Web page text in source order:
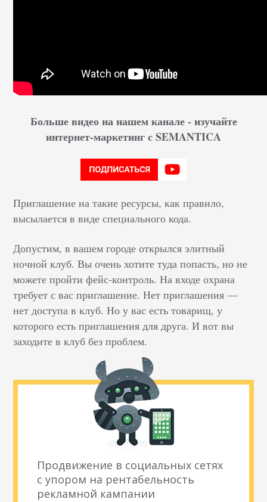
Больше видео на нашем канале - изучайте
интернет-маркетинг с SEMANTICA
Приглашение на такие ресурсы, как правило,
высылается в виде специального кода.
Допустим, в вашем городе открылся элитный
ночной клуб. Вы очень хотите туда попасть, но не
можете пройти фейс-контроль. На входе охрана
требует с вас приглашение. Нет приглашения —
нет доступа в клуб. Но у вас есть товарищ, у
которого есть приглашения для друга. И вот вы
заходите в клуб без проблем.
Продвижение в социальных сетях
с упором на рентабельность
рекламной кампании